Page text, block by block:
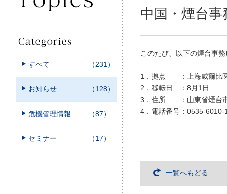
すべて （231）
お知らせ （128）
危機管理情報 （87）
セミナー （17）
中国・煙台
このたび、以下の煙台事
1．拠点 ：上海威爾比医
2．移転日 ：8月1日
3．住所 ：山東省煙台市
4．電話番号：0535-6010-
一覧へもどる